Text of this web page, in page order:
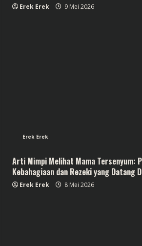
Erek Erek 9 Mei 2026
Erek Erek
Arti Mimpi Melihat Mama Tersenyum:
Kebahagiaan dan Rezeki yang Datang
Erek Erek 8 Mei 2026